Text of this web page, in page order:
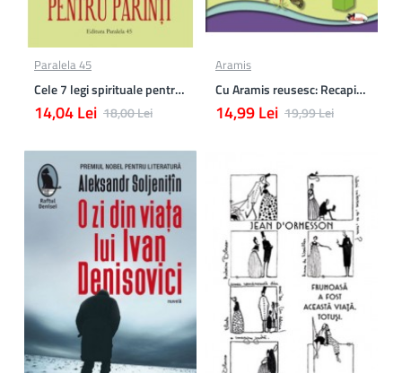
Paralela 45
Cele 7 legi spirituale pentru parinti
14,04 Lei 18,00 Lei
Aramis
Cu Aramis reusesc: Recapitulare si evaluare - Clasa a 3-a (Matematica si Stiinte ale naturii)
14,99 Lei 19,99 Lei